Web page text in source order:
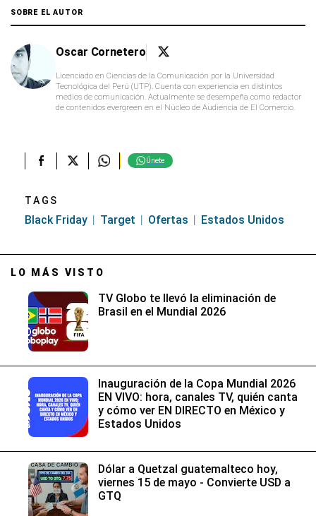
SOBRE EL AUTOR
Oscar Cornetero
Licenciado en Ciencias de la Comunicación por la Universidad
Tecnológica del Perú (UTP). Cuenta con experiencia en distintos
medios de comunicación. Actualmente se desempeña como redactor
de contenidos evergreen en el Núcleo de Audiencia de El Comercio.
Únete
TAGS
Black Friday Target Ofertas Estados Unidos
LO MÁS VISTO
TV Globo te llevó la eliminación de
Brasil en el Mundial 2026
Inauguración de la Copa Mundial 2026
EN VIVO: hora, canales TV, quién canta
y cómo ver EN DIRECTO en México y
Estados Unidos
Dólar a Quetzal guatemalteco hoy,
viernes 15 de mayo - Convierte USD a
GTQ